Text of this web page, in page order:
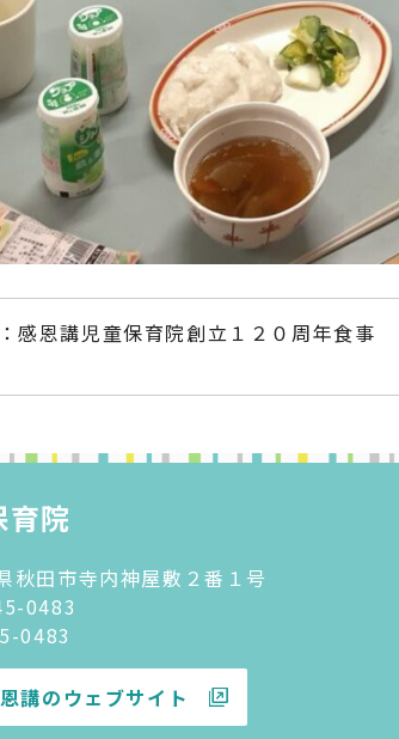
感恩講児童保育院創立１２０周年食事
院
秋田市寺内神屋敷２番１号
0483
0483
講のウェブサイト